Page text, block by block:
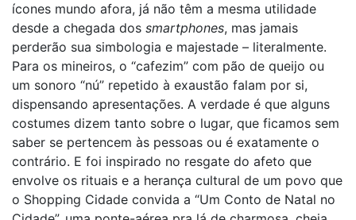
ícones mundo afora, já não têm a mesma utilidade
desde a chegada dos smartphones, mas jamais
perderão sua simbologia e majestade – literalmente.
Para os mineiros, o “cafezim” com pão de queijo ou
um sonoro “nú” repetido à exaustão falam por si,
dispensando apresentações. A verdade é que alguns
costumes dizem tanto sobre o lugar, que ficamos sem
saber se pertencem às pessoas ou é exatamente o
contrário. E foi inspirado no resgate do afeto que
envolve os rituais e a herança cultural de um povo que
o Shopping Cidade convida a “Um Conto de Natal no